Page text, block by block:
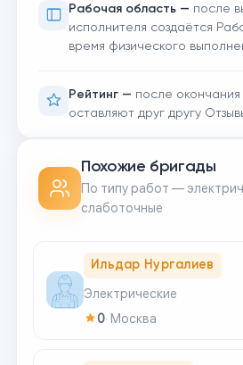
Рабочая область — после
исполнителя создаётся
время физического
Рейтинг — после окончания
оставляют друг другу
Похожие бригады
По типу работ —
слаботочные
Ильдар Нургалиев
Электрические
0· Москва